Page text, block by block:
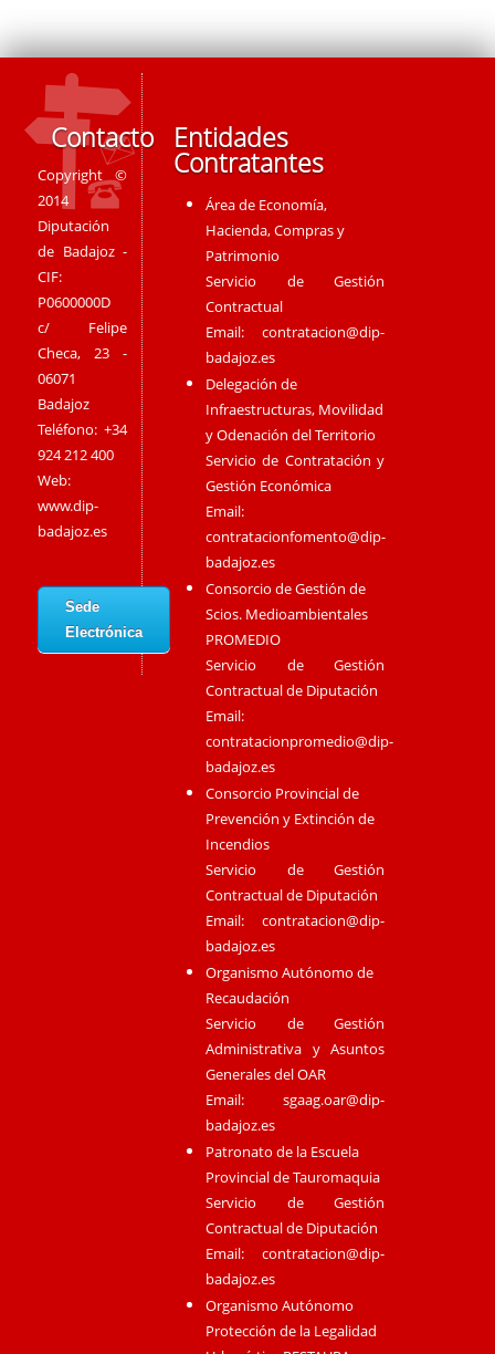
Contacto
Copyright ©
2014
Diputación
de Badajoz -
CIF:
P0600000D
c/ Felipe
Checa, 23 -
06071
Badajoz
Teléfono: +34
924 212 400
Web:
www.dip-
badajoz.es
Sede
Electrónica
Entidades
Contratantes
Área de Economía,
Hacienda, Compras y
Patrimonio
Servicio de Gestión
Contractual
Email:contratacion@dip-
badajoz.es
Delegación de
Infraestructuras, Movilidad
y Odenación del Territorio
Servicio de Contratación y
Gestión Económica
Email:
contratacionfomento@dip-
badajoz.es
Consorcio de Gestión de
Scios. Medioambientales
PROMEDIO
Servicio de Gestión
Contractual de Diputación
Email:
contratacionpromedio@dip-
badajoz.es
Consorcio Provincial de
Prevención y Extinción de
Incendios
Servicio de Gestión
Contractual de Diputación
Email:contratacion@dip-
badajoz.es
Organismo Autónomo de
Recaudación
Servicio de Gestión
Administrativa y Asuntos
Generales del OAR
Email:sgaag.oar@dip-
badajoz.es
Patronato de la Escuela
Provincial de Tauromaquia
Servicio de Gestión
Contractual de Diputación
Email:contratacion@dip-
badajoz.es
Organismo Autónomo
Protección de la Legalidad